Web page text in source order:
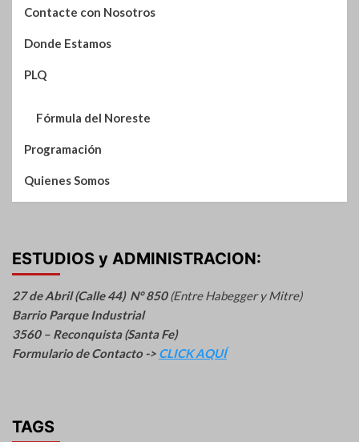
Contacte con Nosotros
Donde Estamos
PLQ
Fórmula del Noreste
Programación
Quienes Somos
ESTUDIOS y ADMINISTRACION:
27 de Abril (Calle 44) N° 850(Entre Habegger y Mitre)
Barrio Parque Industrial
3560 – Reconquista (Santa Fe)
Formulario de Contacto -> CLICK AQUÍ
TAGS